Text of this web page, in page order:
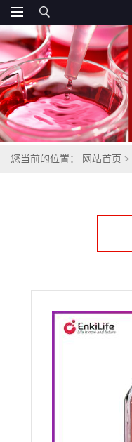
您当前的位置： 网站首页 >